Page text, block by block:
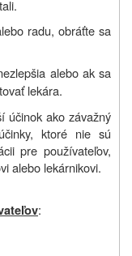
radu, obráťte sa
alebo ak sa
lekára.
účinok ako závažný
ktoré nie sú
pre používateľov,
alebo lekárnikovi.
: